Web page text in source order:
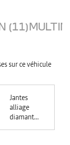
(11)
sur ce véhicule
Jantes
alliage
diamantées